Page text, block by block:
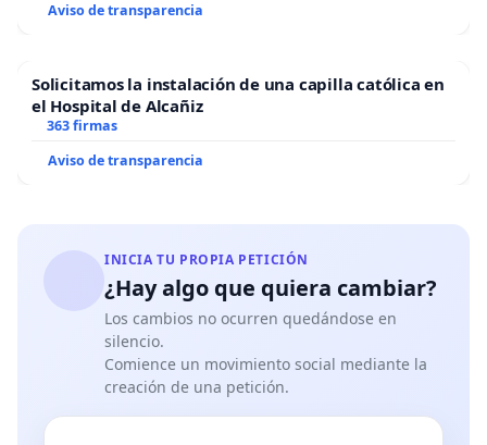
Aviso de transparencia
Solicitamos la instalación de una capilla católica en
el Hospital de Alcañiz
363 firmas
Aviso de transparencia
INICIA TU PROPIA PETICIÓN
¿Hay algo que quiera cambiar?
Los cambios no ocurren quedándose en
silencio.
Comience un movimiento social mediante la
creación de una petición.